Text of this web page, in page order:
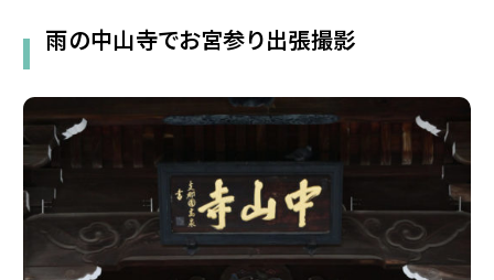
雨の中山寺でお宮参り出張撮影